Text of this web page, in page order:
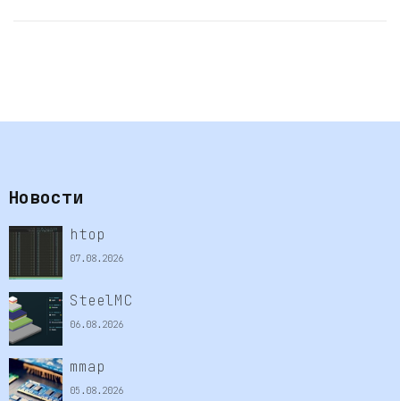
Новости
htop
07.08.2026
SteelMC
06.08.2026
mmap
05.08.2026